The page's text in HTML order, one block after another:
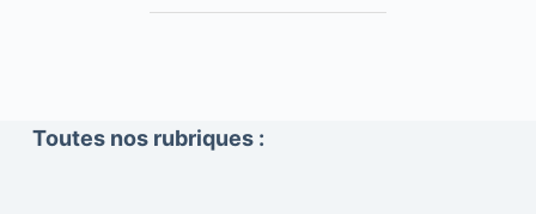
Toutes nos rubriques :